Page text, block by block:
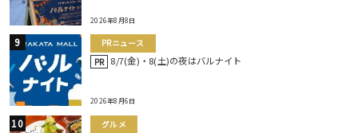
2026年8月8日
PRニュース
PR 8/7(金)・8(土)の夜はバルナイト
2026年8月6日
グルメ